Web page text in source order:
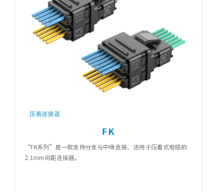
压着连接器
FK
“FK系列”是一款支持分支与中继连接、适用于压着式电缆的
2.1mm间距连接器。